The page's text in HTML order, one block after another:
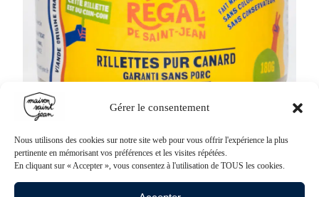
Gérer le consentement
Nous utilisons des cookies sur notre site web pour vous offrir l'expérience la plus
pertinente en mémorisant vos préférences et les visites répétées.
En cliquant sur « Accepter », vous consentez à l'utilisation de TOUS les cookies.
Les rillettes
Rillettes pur canard garanti sans porc
3,90€à6,54€
Voir le produit